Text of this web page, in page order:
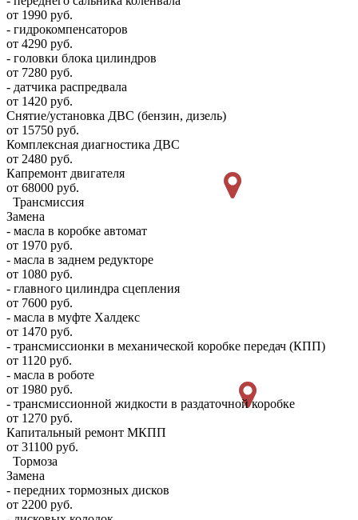
от 1990 руб.
- гидрокомпенсаторов
от 4290 руб.
- головки блока цилиндров
от 7280 руб.
- датчика распредвала
от 1420 руб.
Снятие/установка ДВС (бензин, дизель)
от 15750 руб.
Комплексная диагностика ДВС
от 2480 руб.
Капремонт двигателя
от 68000 руб.
Трансмиссия
Замена
- масла в коробке автомат
от 1970 руб.
- масла в заднем редукторе
от 1080 руб.
- главного цилиндра сцепления
от 7600 руб.
- масла в муфте Халдекс
от 1470 руб.
- трансмиссионки в механической коробке передач (КПП)
от 1120 руб.
- масла в роботе
от 1980 руб.
- трансмиссионной жидкости в раздаточной коробке
от 1270 руб.
Капитальный ремонт МКПП
от 31100 руб.
Тормоза
Замена
- передних тормозных дисков
от 2200 руб.